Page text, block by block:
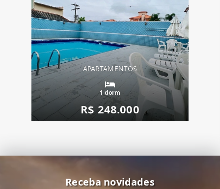
APARTAMENTOS
1 dorm
R$ 248.000
Receba novidades